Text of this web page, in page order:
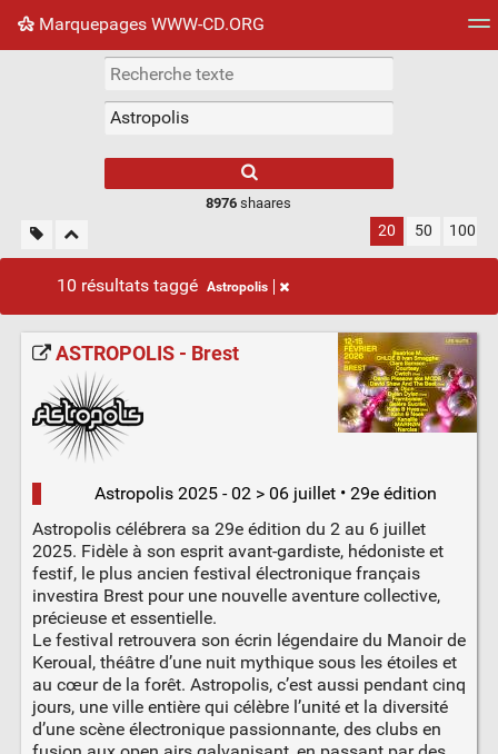
Marquepages WWW-CD.ORG
Nuage de tags Mur d'images
8976 shaares
20 50 100
10 résultats taggé Astropolis
ASTROPOLIS - Brest
Astropolis 2025 - 02 > 06 juillet • 29e édition
Astropolis célébrera sa 29e édition du 2 au 6 juillet
2025. Fidèle à son esprit avant-gardiste, hédoniste et
festif, le plus ancien festival électronique français
investira Brest pour une nouvelle aventure collective,
précieuse et essentielle.
Le festival retrouvera son écrin légendaire du Manoir de
Keroual, théâtre d’une nuit mythique sous les étoiles et
au cœur de la forêt. Astropolis, c’est aussi pendant cinq
jours, une ville entière qui célèbre l’unité et la diversité
d’une scène électronique passionnante, des clubs en